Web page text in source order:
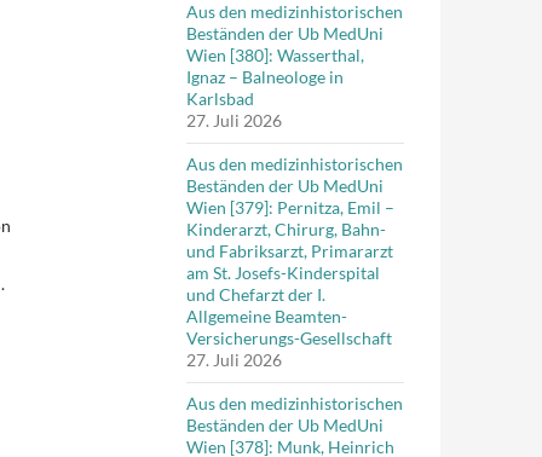
Aus den medizinhistorischen
Beständen der Ub MedUni
Wien [380]: Wasserthal,
Ignaz – Balneologe in
Karlsbad
27. Juli 2026
Aus den medizinhistorischen
Beständen der Ub MedUni
Wien [379]: Pernitza, Emil –
Kinderarzt, Chirurg, Bahn-
und Fabriksarzt, Primararzt
am St. Josefs-Kinderspital
und Chefarzt der I.
Allgemeine Beamten-
Versicherungs-Gesellschaft
27. Juli 2026
Aus den medizinhistorischen
Beständen der Ub MedUni
Wien [378]: Munk, Heinrich